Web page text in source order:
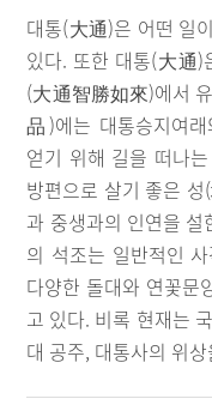
대통(大通)은 어떤 일
있다. 또한 대통(大通
(大通智勝如來)에서
品)에는 대통승지여
얻기 위해 길을 떠나
방편으로 살기 좋은
과 중생과의 인연을
의 석조는 일반적인
다양한 돌대와 연꽃문
고 있다. 비록 현재는
대 공주, 대통사의 위